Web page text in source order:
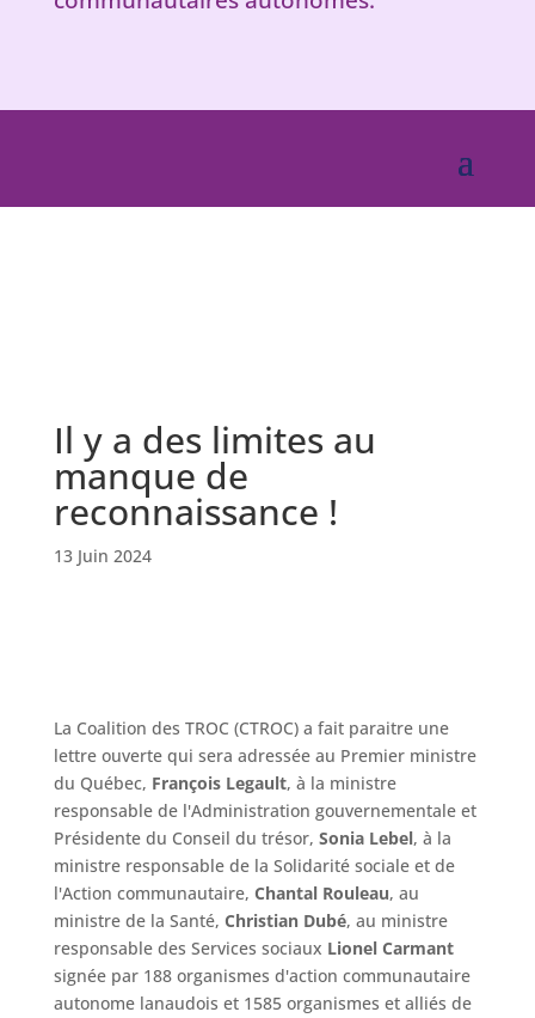
Il y a des limites au
manque de
reconnaissance !
13 Juin 2024
La Coalition des TROC (CTROC) a fait paraitre une
lettre ouverte qui sera adressée au Premier ministre
du Québec, François Legault, à la ministre
responsable de l'Administration gouvernementale et
Présidente du Conseil du trésor, Sonia Lebel, à la
ministre responsable de la Solidarité sociale et de
l'Action communautaire, Chantal Rouleau, au
ministre de la Santé, Christian Dubé, au ministre
responsable des Services sociaux Lionel Carmant
signée par 188 organismes d'action communautaire
autonome lanaudois et 1585 organismes et alliés de